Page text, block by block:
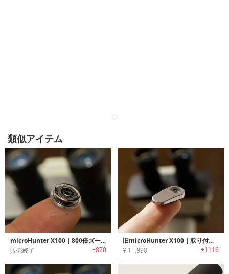
類似アイテム
microHunter X100｜800倍ズームでミクロの世界を撮影可能なスマホ用顕微鏡レンズ
販売終了 +870
旧microHunter X100｜取り付けるだけで顕微鏡写真が撮影可能な800倍率のスマホ用顕微鏡レンズ「アイマイクロ」
¥ 11,990 +1116